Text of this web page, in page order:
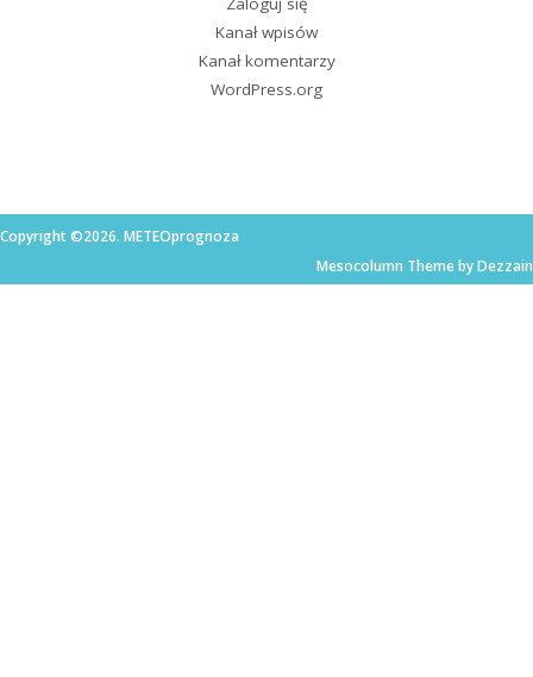
Kanał wpisów
Kanał komentarzy
WordPress.org
Copyright ©2026. METEOprognoza
Mesocolumn Theme by Dezzain